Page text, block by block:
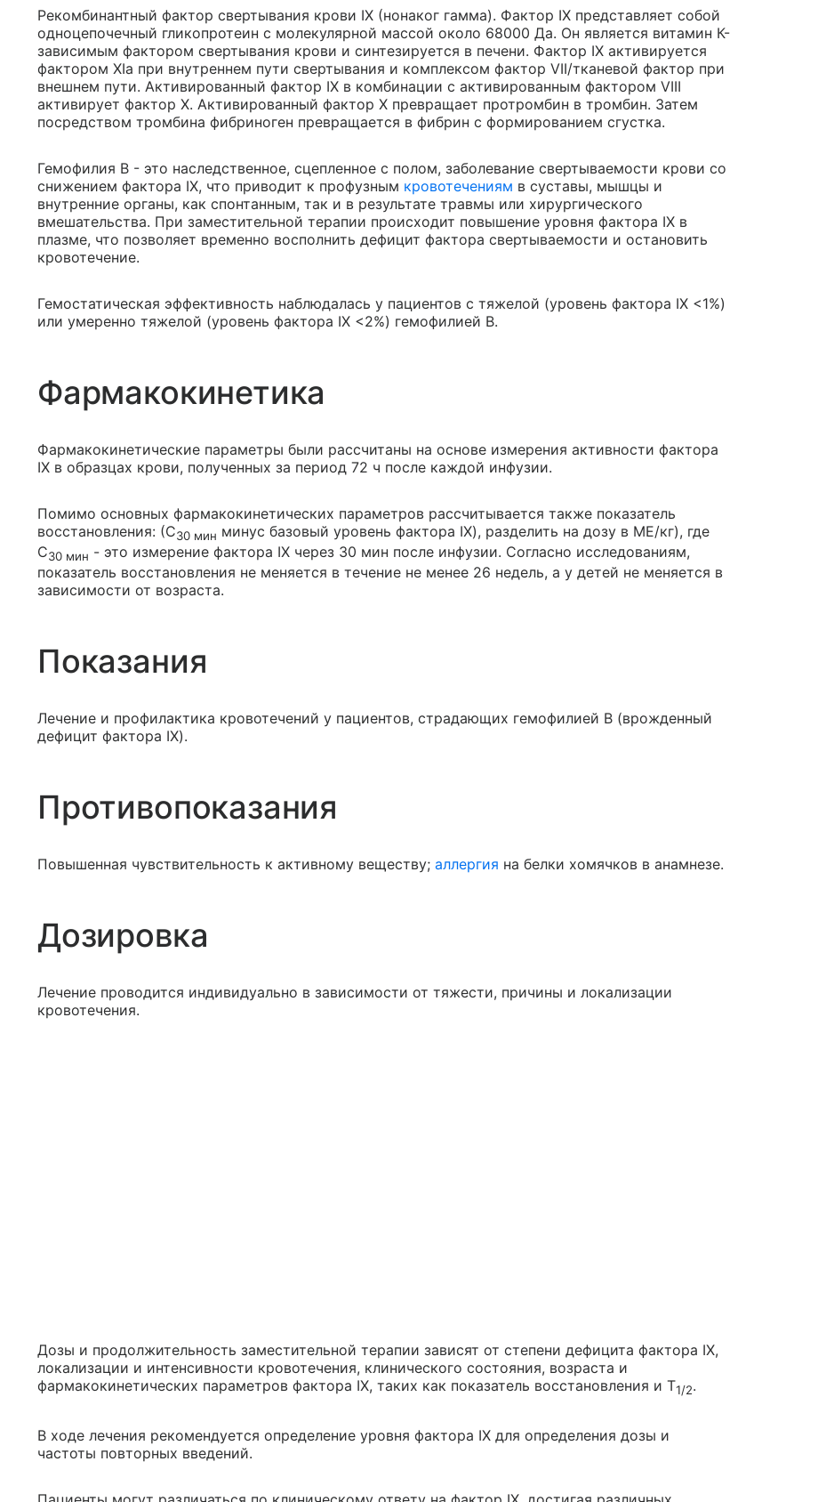
Рекомбинантный фактор свертывания крови IX (нонаког гамма). Фактор IX представляет собой
одноцепочечный гликопротеин с молекулярной массой около 68000 Да. Он является витамин К-
зависимым фактором свертывания крови и синтезируется в печени. Фактор IX активируется
фактором XIa при внутреннем пути свертывания и комплексом фактор VII/тканевой фактор при
внешнем пути. Активированный фактор IX в комбинации с активированным фактором VIII
активирует фактор X. Активированный фактор X превращает протромбин в тромбин. Затем
посредством тромбина фибриноген превращается в фибрин с формированием сгустка.
Гемофилия В - это наследственное, сцепленное с полом, заболевание свертываемости крови со
снижением фактора IX, что приводит к профузным кровотечениям в суставы, мышцы и
внутренние органы, как спонтанным, так и в результате травмы или хирургического
вмешательства. При заместительной терапии происходит повышение уровня фактора IX в
плазме, что позволяет временно восполнить дефицит фактора свертываемости и остановить
кровотечение.
Гемостатическая эффективность наблюдалась у пациентов с тяжелой (уровень фактора IX <1%)
или умеренно тяжелой (уровень фактора IX <2%) гемофилией В.
Фармакокинетика
Фармакокинетические параметры были рассчитаны на основе измерения активности фактора
IX в образцах крови, полученных за период 72 ч после каждой инфузии.
Помимо основных фармакокинетических параметров рассчитывается также показатель
восстановления: (С30 мин минус базовый уровень фактора IX), разделить на дозу в МЕ/кг), где
С30 мин - это измерение фактора IX через 30 мин после инфузии. Согласно исследованиям,
показатель восстановления не меняется в течение не менее 26 недель, а у детей не меняется в
зависимости от возраста.
Показания
Лечение и профилактика кровотечений у пациентов, страдающих гемофилией В (врожденный
дефицит фактора IX).
Противопоказания
Повышенная чувствительность к активному веществу; аллергия на белки хомячков в анамнезе.
Дозировка
Лечение проводится индивидуально в зависимости от тяжести, причины и локализации
кровотечения.
Дозы и продолжительность заместительной терапии зависят от степени дефицита фактора IX,
локализации и интенсивности кровотечения, клинического состояния, возраста и
фармакокинетических параметров фактора IX, таких как показатель восстановления и T1/2.
В ходе лечения рекомендуется определение уровня фактора IX для определения дозы и
частоты повторных введений.